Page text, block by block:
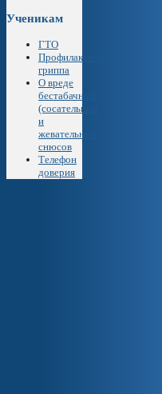
Ученикам
ГТО
Профилактика
гриппа
О вреде
бестабачных
(сосательных
и
жевательных)
снюсов
Телефон
доверия